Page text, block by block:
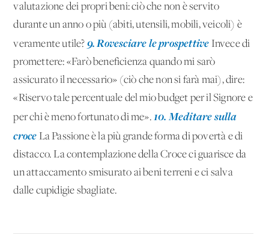
valutazione dei propri beni: ciò che non è servito
durante un anno o più (abiti, utensili, mobili, veicoli) è
veramente utile? 9. Rovesciare le prospettive Invece di
promettere: «Farò beneficienza quando mi sarò
assicurato il necessario» (ciò che non si farà mai), dire:
«Riservo tale percentuale del mio budget per il Signore e
per chi è meno fortunato di me».10. Meditare sulla
croce La Passione è la più grande forma di povertà e di
distacco. La contemplazione della Croce ci guarisce da
un attaccamento smisurato ai beni terreni e ci salva
dalle cupidigie sbagliate.